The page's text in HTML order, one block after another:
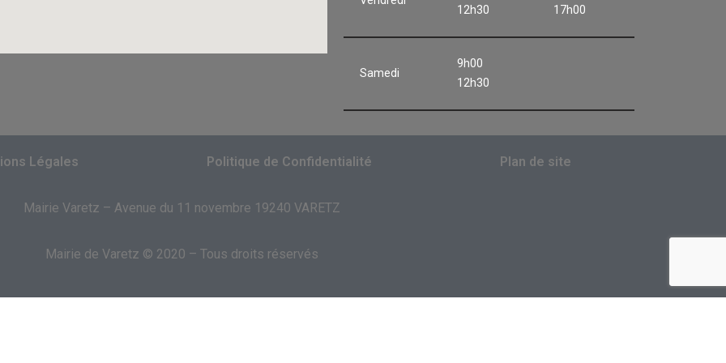
12h30
17h00
Samedi
9h00
12h30
Légales Politique de Confidentialité Plan de site
Mairie Varetz – Avenue du 11 novembre 19240 VARETZ
Mairie de Varetz © 2020 – Tous droits réservés